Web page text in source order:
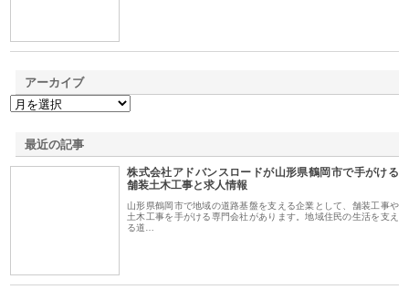
アーカイブ
最近の記事
株式会社アドバンスロードが山形県鶴岡市で手がける
舗装土木工事と求人情報
山形県鶴岡市で地域の道路基盤を支える企業として、舗装工事や
土木工事を手がける専門会社があります。地域住民の生活を支え
る道…